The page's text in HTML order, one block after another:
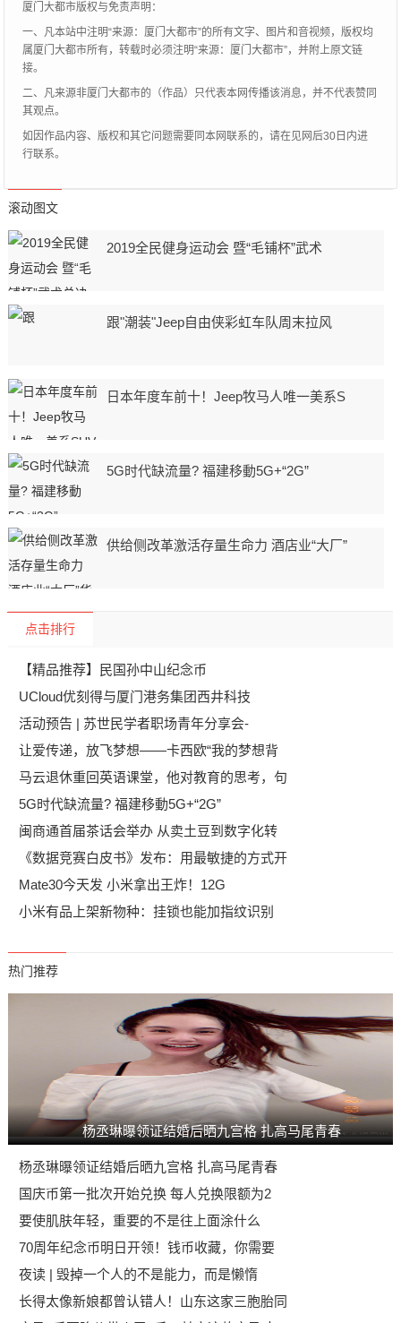
厦门大都市版权与免责声明：
一、凡本站中注明“来源：厦门大都市”的所有文字、图片和音视频，版权均
属厦门大都市所有，转载时必须注明“来源：厦门大都市”，并附上原文链
接。
二、凡来源非厦门大都市的（作品）只代表本网传播该消息，并不代表赞同
其观点。
如因作品内容、版权和其它问题需要同本网联系的，请在见网后30日内进
行联系。
滚动图文
2019全民健身运动会 暨“毛铺杯”武术
跟"潮装"Jeep自由侠彩虹车队周末拉风
日本年度车前十！Jeep牧马人唯一美系S
5G时代缺流量? 福建移動5G+“2G”
供给侧改革激活存量生命力 酒店业“大厂”
点击排行
【精品推荐】民国孙中山纪念币
UCloud优刻得与厦门港务集团西井科技
活动预告 | 苏世民学者职场青年分享会-
让爱传递，放飞梦想——卡西欧“我的梦想背
马云退休重回英语课堂，他对教育的思考，句
5G时代缺流量? 福建移動5G+“2G”
闽商通首届茶话会举办 从卖土豆到数字化转
《数据竞赛白皮书》发布：用最敏捷的方式开
Mate30今天发 小米拿出王炸！12G
小米有品上架新物种：挂锁也能加指纹识别
热门推荐
杨丞琳曝领证结婚后晒九宫格 扎高马尾青春
杨丞琳曝领证结婚后晒九宫格 扎高马尾青春
国庆币第一批次开始兑换 每人兑换限额为2
要使肌肤年轻，重要的不是往上面涂什么
70周年纪念币明日开领！钱币收藏，你需要
夜读 | 毁掉一个人的不是能力，而是懒惰
长得太像新娘都曾认错人！山东这家三胞胎同